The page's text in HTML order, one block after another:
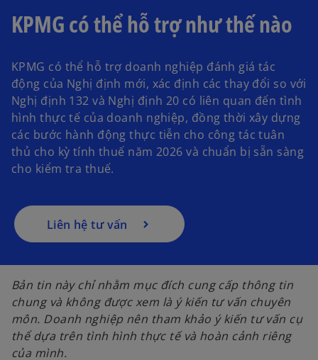
KPMG có thể hỗ trợ như thế nào
KPMG có thể hỗ trợ doanh nghiệp đánh giá tác
động của Nghị định mới, xác định các thay đổi so với
Nghị định 132 và Nghị định 20 có liên quan đến tình
hình thực tế của doanh nghiệp, đồng thời xây dựng
các bước hành động thực tiễn cho công tác tuân
thủ cho kỳ tính thuế năm 2026 và chuẩn bị sẵn sàng
cho kiểm tra thuế.
Liên hệ tư vấn
Bản tin này chỉ nhằm mục đích cung cấp thông tin
chung và không được xem là ý kiến tư vấn chuyên
môn. Doanh nghiệp nên tham khảo ý kiến tư vấn cụ
thể dựa trên tình hình thực tế và hoàn cảnh riêng
của mình.